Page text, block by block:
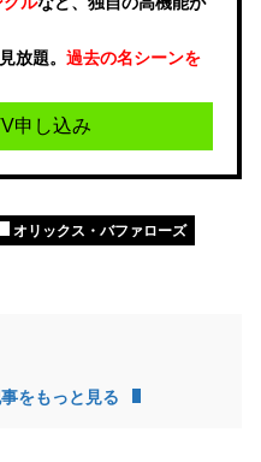
放題。 過去の名シーンを
申し込み
オリックス・バファローズ
をもっと見る